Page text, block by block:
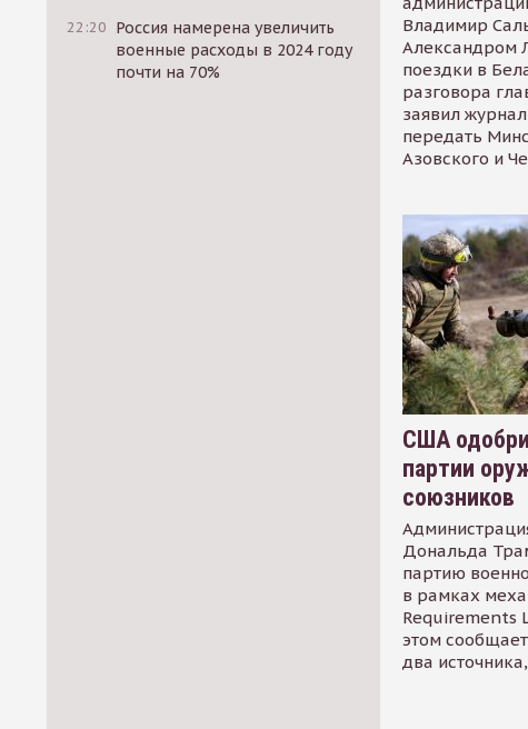
22:20 Россия намерена увеличить
военные расходы в 2024 году
почти на 70%
Владимир
Александром
поездки в
разговора
заявил
передать
Азовского и
США
партии
союзников
Дональда
партию
в рамках
Requirements
этом
два